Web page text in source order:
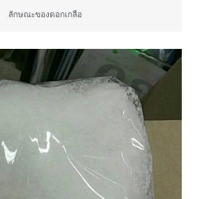
ลักษณะของดอกเกลือ